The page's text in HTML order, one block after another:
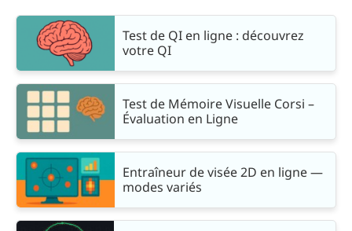
Test de QI en ligne : découvrez
votre QI
Test de Mémoire Visuelle Corsi –
Évaluation en Ligne
Entraîneur de visée 2D en ligne —
modes variés